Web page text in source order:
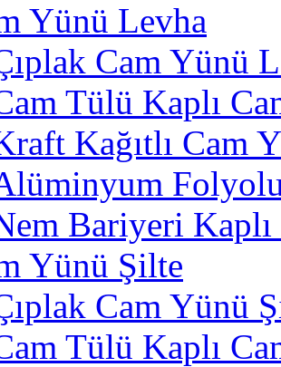
Yünü Levha
Cam Yünü
Tülü Kaplı
Kağıtlı Cam
Bariyeri
Yünü Şilte
Cam Yünü
Tülü Kaplı